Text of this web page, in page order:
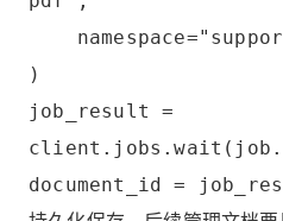
)
job_result =
document_id =